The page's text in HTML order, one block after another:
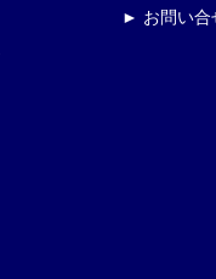
► お問い合